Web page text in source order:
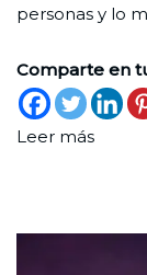
personas y lo
Comparte en
Leer más